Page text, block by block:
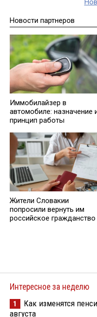
Новости партнеров
Иммобилайзер в
автомобиле: назначение
принцип работы
Жители Словакии
попросили вернуть им
российское гражданство
Интересное за неделю
1
Как изменятся
августа